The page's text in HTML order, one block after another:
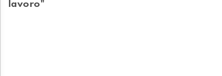
lavoro"